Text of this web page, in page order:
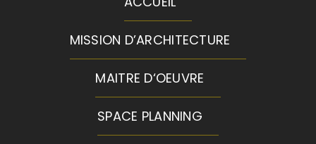
MISSION D’ARCHITECTURE
MAITRE D‘OEUVRE
SPACE PLANNING